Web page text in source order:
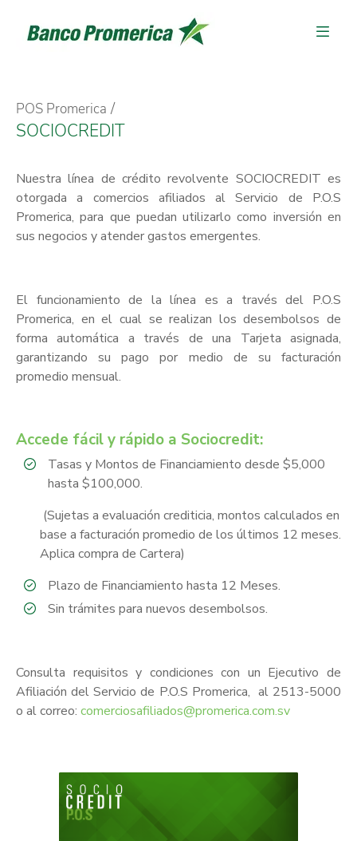
POS Promerica
SOCIOCREDIT
Nuestra línea de crédito revolvente SOCIOCREDIT es
otorgada a comercios afiliados al Servicio de P.O.S
Promerica, para que puedan utilizarlo como inversión en
sus negocios y atender gastos emergentes.
El funcionamiento de la línea es a través del P.O.S
Promerica, en el cual se realizan los desembolsos de
forma automática a través de una Tarjeta asignada,
garantizando su pago por medio de su facturación
promedio mensual.
Accede fácil y rápido a Sociocredit:
Tasas y Montos de Financiamiento desde $5,000
hasta $100,000.
(Sujetas a evaluación crediticia, montos calculados en
base a facturación promedio de los últimos 12 meses.
Aplica compra de Cartera)
Plazo de Financiamiento hasta 12 Meses.
Sin trámites para nuevos desembolsos.
Consulta requisitos y condiciones con un Ejecutivo de
Afiliación del Servicio de P.O.S Promerica, al 2513-5000
o al correo: comerciosafiliados@promerica.com.sv